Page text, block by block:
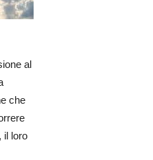
al
che
il loro